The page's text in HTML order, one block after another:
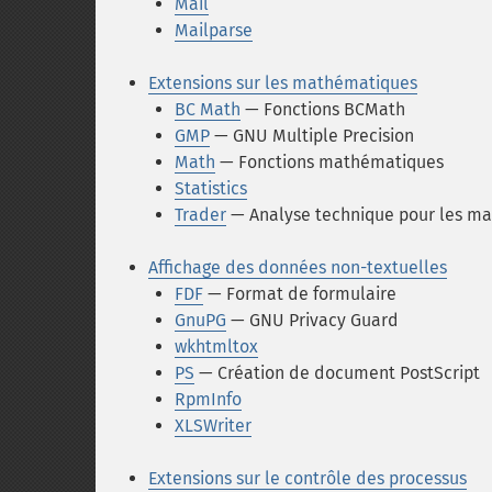
Mailparse
Extensions sur les mathématiques
BC Math — Fonctions BCMath
GMP — GNU Multiple Precision
Math — Fonctions mathématiques
Statistics
Trader — Analyse technique pour les
Affichage des données non-textuelles
FDF — Format de formulaire
GnuPG — GNU Privacy Guard
wkhtmltox
PS — Création de document PostScript
RpmInfo
XLSWriter
Extensions sur le contrôle des processus